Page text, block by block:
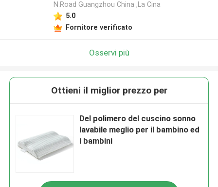
N.Road Guangzhou China ,La Cina
5.0
Fornitore verificato
Osservi più
Ottieni il miglior prezzo per
Del polimero del cuscino sonno
lavabile meglio per il bambino ed
i bambini